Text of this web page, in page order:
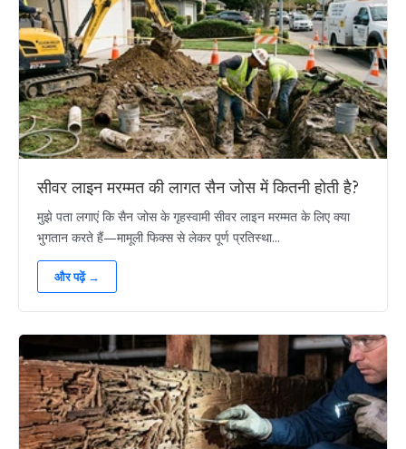
सीवर लाइन मरम्मत की लागत सैन जोस में कितनी होती है?
मुझे पता लगाएं कि सैन जोस के गृहस्वामी सीवर लाइन मरम्मत के लिए क्या
भुगतान करते हैं—मामूली फिक्स से लेकर पूर्ण प्रतिस्था...
और पढ़ें →